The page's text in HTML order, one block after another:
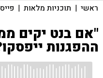
ראשי | תוכניות מלאות |
"אם בנט יקים
ההפגנות